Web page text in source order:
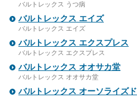
バルトレックス うつ病
バルトレックス エイズ
バルトレックス エイズ
バルトレックス エクスプレス
バルトレックス エクスプレス
バルトレックス オオサカ堂
バルトレックス オオサカ堂
バルトレックス オーソライズド